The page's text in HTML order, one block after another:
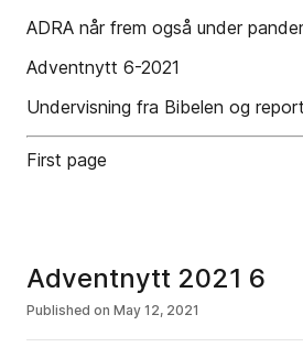
ADRA når frem også under
Adventnytt 6-2021
Undervisning fra Bibelen og
First page
Adventnytt 2021 6
Published on May 12, 2021